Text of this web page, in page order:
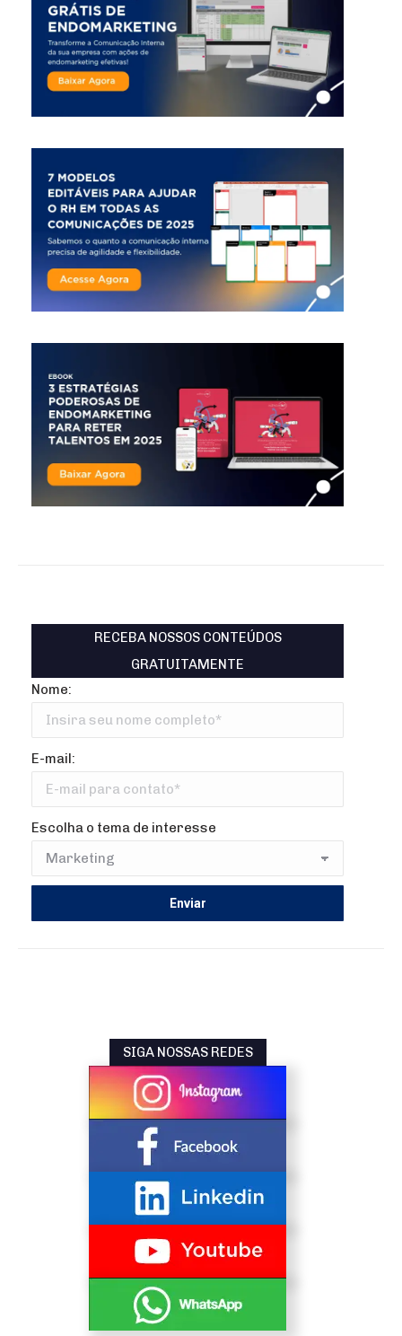
RECEBA NOSSOS CONTEÚDOS
GRATUITAMENTE
Nome:
E-mail:
Escolha o tema de interesse
SIGA NOSSAS REDES